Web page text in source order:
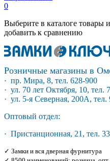
0
Выберите в каталоге товары
добавить к сравнению
Розничные магазины в
· пр. Мира, 8, тел. 628-900
· ул. 70 лет Октября, 10, тел.
· ул. 5-я Северная, 200А, тел.
Оптовый отдел:
· Пристанционная, 21, тел.
✓ Замки и вся дверная фурнитура